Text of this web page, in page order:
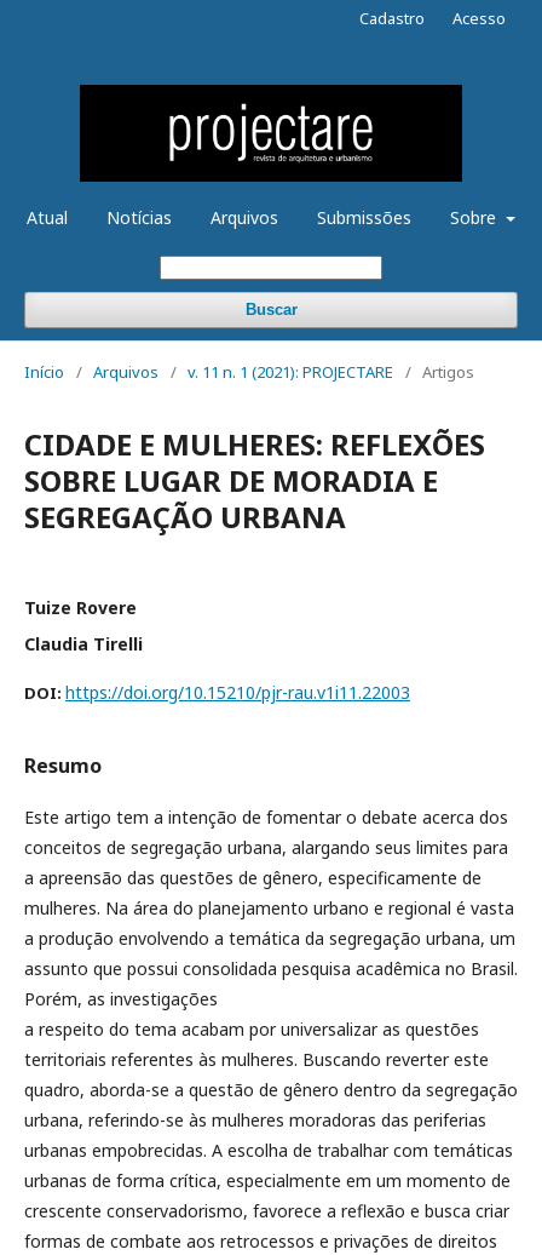
Atual Notícias Arquivos Submissões Sobre
Buscar
Cadastro Acesso
Início / Arquivos / v. 11 n. 1 (2021): PROJECTARE / Artigos
CIDADE E MULHERES: REFLEXÕES
SOBRE LUGAR DE MORADIA E
SEGREGAÇÃO URBANA
Tuize Rovere
Claudia Tirelli
DOI: https://doi.org/10.15210/pjr-rau.v1i11.22003
Resumo
Este artigo tem a intenção de fomentar o debate acerca dos
conceitos de segregação urbana, alargando seus limites para
a apreensão das questões de gênero, especificamente de
mulheres. Na área do planejamento urbano e regional é vasta
a produção envolvendo a temática da segregação urbana, um
assunto que possui consolidada pesquisa acadêmica no Brasil.
Porém, as investigações
a respeito do tema acabam por universalizar as questões
territoriais referentes às mulheres. Buscando reverter este
quadro, aborda-se a questão de gênero dentro da segregação
urbana, referindo-se às mulheres moradoras das periferias
urbanas empobrecidas. A escolha de trabalhar com temáticas
urbanas de forma crítica, especialmente em um momento de
crescente conservadorismo, favorece a reflexão e busca criar
formas de combate aos retrocessos e privações de direitos